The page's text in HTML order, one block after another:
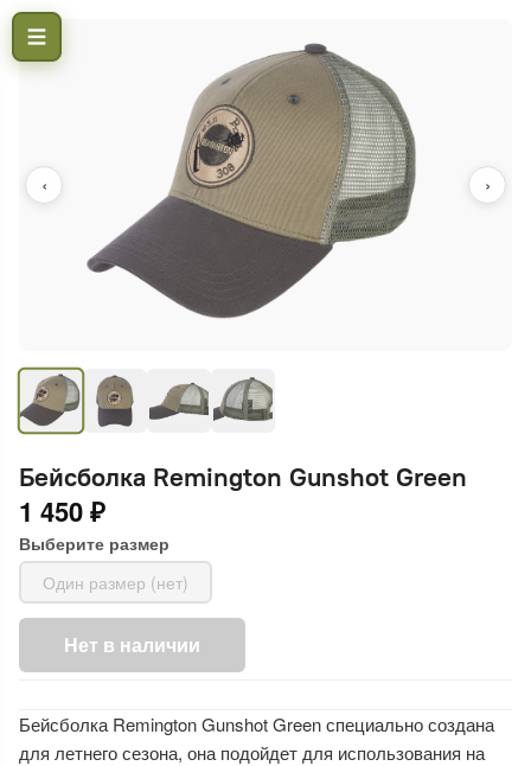
‹ ›
Бейсболка Remington Gunshot Green
1 450 ₽
Выберите размер
Один размер (нет)
Нет в наличии
Бейсболка Remington Gunshot Green специально создана
для летнего сезона, она подойдет для использования на